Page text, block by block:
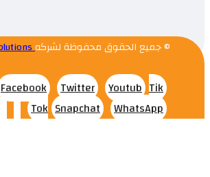
© جميع الحقوق محفوظة لشركهComma Creative Solutions
Facebook Twitter Youtub Tik
Tok Snapchat WhatsApp